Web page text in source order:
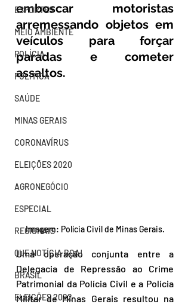
ESPORTES
MEIO AMBIENTE
POLÍCIA
POLÍTICA
SAÚDE
MINAS GERAIS
CORONAVÍRUS
ELEIÇÕES 2020
AGRONEGÓCIO
ESPECIAL
REGIONAIS
QUE NOTÍCIA BOA!
BRASIL
ELEIÇÕES 2022
emboscar motoristas
arremessando objetos em
veículos para forçar
paradas e cometer
assaltos.
Imagem: Polícia Civil de Minas Gerais.
Uma operação conjunta entre a
Delegacia de Repressão ao Crime
Patrimonial da Polícia Civil e a Polícia
Militar de Minas Gerais resultou na